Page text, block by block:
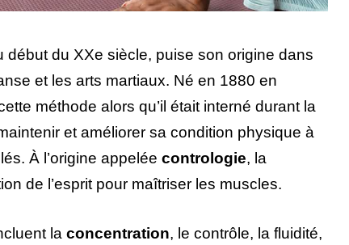
début du XXe siècle, puise son origine dans
et les arts martiaux. Né en 1880 en
méthode alors qu’il était interné durant la
et améliorer sa condition physique à
À l’origine appelée contrologie, la
de l’esprit pour maîtriser les muscles.
la concentration, le contrôle, la fluidité,